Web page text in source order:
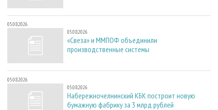
05.08.2026
05.08.2026
«Свеза» и ММПОФ объединили
производственные системы
05.08.2026
05.08.2026
Набережночелнинский КБК построит новую
бумажную фабрику за 3 млрд рублей